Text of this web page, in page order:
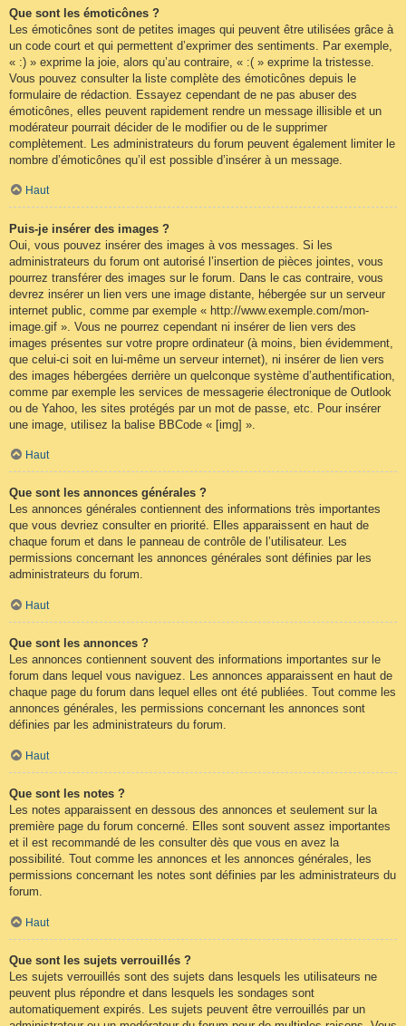
Que sont les émoticônes ?
Les émoticônes sont de petites images qui peuvent être utilisées grâce à
un code court et qui permettent d’exprimer des sentiments. Par exemple,
« :) » exprime la joie, alors qu’au contraire, « :( » exprime la tristesse.
Vous pouvez consulter la liste complète des émoticônes depuis le
formulaire de rédaction. Essayez cependant de ne pas abuser des
émoticônes, elles peuvent rapidement rendre un message illisible et un
modérateur pourrait décider de le modifier ou de le supprimer
complètement. Les administrateurs du forum peuvent également limiter le
nombre d’émoticônes qu’il est possible d’insérer à un message.
Haut
Puis-je insérer des images ?
Oui, vous pouvez insérer des images à vos messages. Si les
administrateurs du forum ont autorisé l’insertion de pièces jointes, vous
pourrez transférer des images sur le forum. Dans le cas contraire, vous
devrez insérer un lien vers une image distante, hébergée sur un serveur
internet public, comme par exemple « http://www.exemple.com/mon-
image.gif ». Vous ne pourrez cependant ni insérer de lien vers des
images présentes sur votre propre ordinateur (à moins, bien évidemment,
que celui-ci soit en lui-même un serveur internet), ni insérer de lien vers
des images hébergées derrière un quelconque système d’authentification,
comme par exemple les services de messagerie électronique de Outlook
ou de Yahoo, les sites protégés par un mot de passe, etc. Pour insérer
une image, utilisez la balise BBCode « [img] ».
Haut
Que sont les annonces générales ?
Les annonces générales contiennent des informations très importantes
que vous devriez consulter en priorité. Elles apparaissent en haut de
chaque forum et dans le panneau de contrôle de l’utilisateur. Les
permissions concernant les annonces générales sont définies par les
administrateurs du forum.
Haut
Que sont les annonces ?
Les annonces contiennent souvent des informations importantes sur le
forum dans lequel vous naviguez. Les annonces apparaissent en haut de
chaque page du forum dans lequel elles ont été publiées. Tout comme les
annonces générales, les permissions concernant les annonces sont
définies par les administrateurs du forum.
Haut
Que sont les notes ?
Les notes apparaissent en dessous des annonces et seulement sur la
première page du forum concerné. Elles sont souvent assez importantes
et il est recommandé de les consulter dès que vous en avez la
possibilité. Tout comme les annonces et les annonces générales, les
permissions concernant les notes sont définies par les administrateurs du
forum.
Haut
Que sont les sujets verrouillés ?
Les sujets verrouillés sont des sujets dans lesquels les utilisateurs ne
peuvent plus répondre et dans lesquels les sondages sont
automatiquement expirés. Les sujets peuvent être verrouillés par un